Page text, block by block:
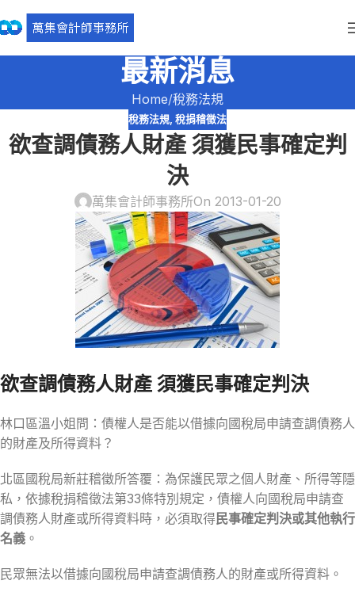
最新消息
Home 稅務法規
稅務法規, 稅捐稽徵法
欲查調債務人財產 須獲民事確定判
決
萬集會計師事務所On 2013-01-20
欲查調債務人財產 須獲民事確定判決
林口區溫小姐問：債權人是否能以借據向國稅局申請查調債務人
的財產及所得資料？
北區國稅局新莊稽徵所答覆：為保護民眾之個人財產、所得等隱
私，依據稅捐稽徵法第33條特別規定，債權人向國稅局申請查
調債務人財產或所得資料時，必須取得民事確定判決或其他執行
名義 。
民眾無法以借據向國稅局申請查調債務人的財產或所得資料。